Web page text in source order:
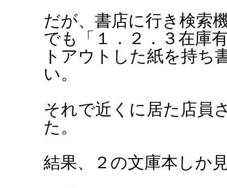
だが、書店に行き検索
でも「１．２．３在庫
トアウトした紙を持ち
い。
それで近くに居た店員
た。
結果、２の文庫本しか